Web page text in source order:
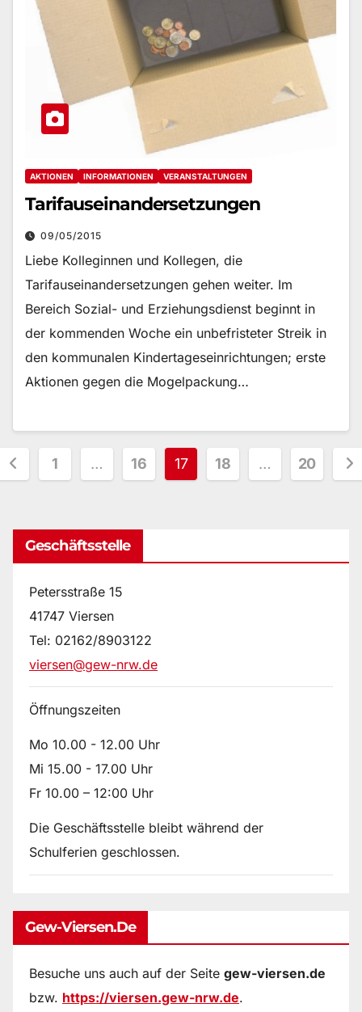
AKTIONEN INFORMATIONEN VERANSTALTUNGEN
Tarifauseinandersetzungen
09/05/2015
Liebe Kolleginnen und Kollegen, die
Tarifauseinandersetzungen gehen weiter. Im
Bereich Sozial- und Erziehungsdienst beginnt in
der kommenden Woche ein unbefristeter Streik in
den kommunalen Kindertageseinrichtungen; erste
Aktionen gegen die Mogelpackung…
1 … 16 17 18 … 20
Geschäftsstelle
Petersstraße 15
41747 Viersen
Tel: 02162/8903122
viersen@gew-nrw.de
Öffnungszeiten
Mo 10.00 - 12.00 Uhr
Mi 15.00 - 17.00 Uhr
Fr 10.00 – 12:00 Uhr
Die Geschäftsstelle bleibt während der
Schulferien geschlossen.
Gew-Viersen.de
Besuche uns auch auf der Seite gew-viersen.de
bzw. https://viersen.gew-nrw.de.